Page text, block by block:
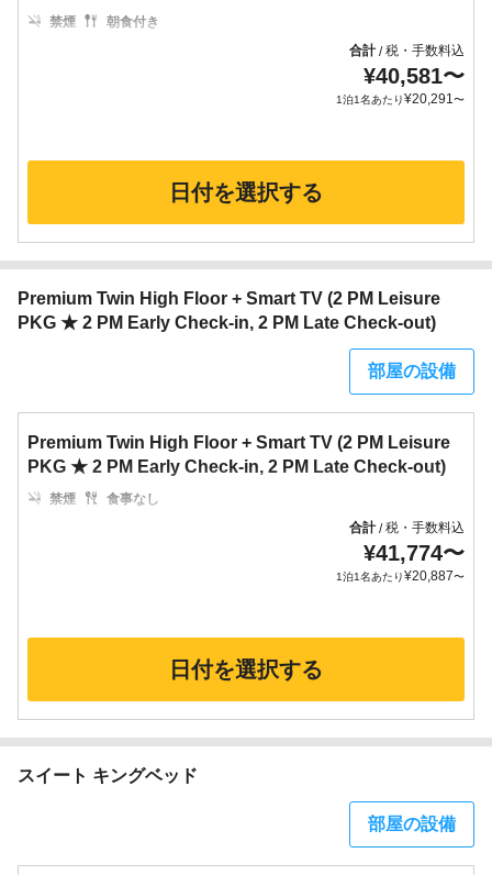
禁煙
朝食付き
合計/税・手数料込
¥40,581〜
1泊1名あたり¥20,291〜
日付を選択する
Premium Twin High Floor + Smart TV (2 PM Leisure
PKG ★ 2 PM Early Check-in, 2 PM Late Check-out)
部屋の設備
Premium Twin High Floor + Smart TV (2 PM Leisure
PKG ★ 2 PM Early Check-in, 2 PM Late Check-out)
禁煙
食事なし
合計/税・手数料込
¥41,774〜
1泊1名あたり¥20,887〜
日付を選択する
スイート キングベッド
部屋の設備